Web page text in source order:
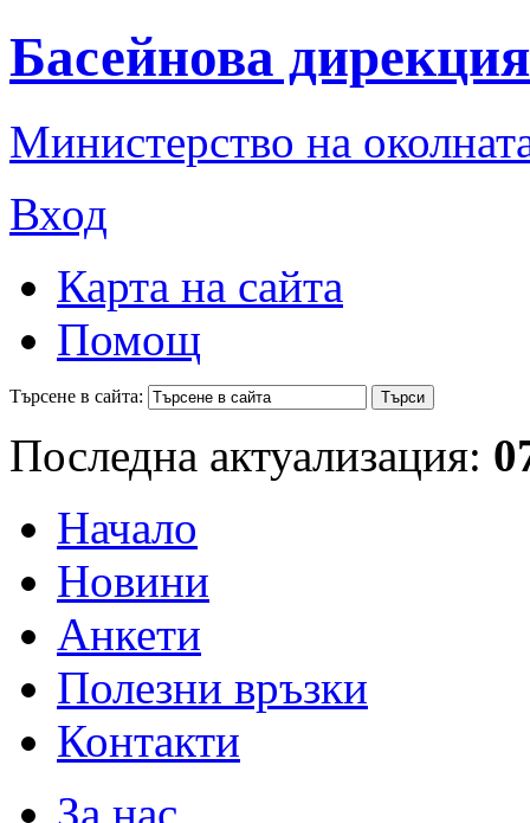
Басейнова
Министерство на
Вход
Карта на сайта
Помощ
Търсене в сайта:
Последна актуализация:
Начало
Новини
Анкети
Полезни връзки
Контакти
За нас